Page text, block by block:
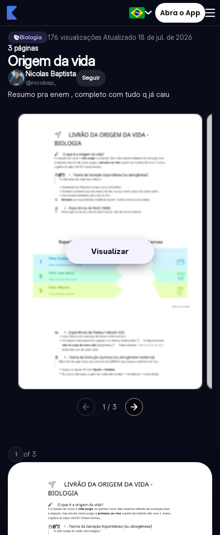
Abra o App
Biologia 176 visualizações·Atualizado 18 de jul. de 2026·
3 páginas
Origem da vida
Nicolas Baptista
@nicobap_
Seguir
Resumo pra enem , completo com tudo q já caiu
Visualizar
1 / 3
1 of 3